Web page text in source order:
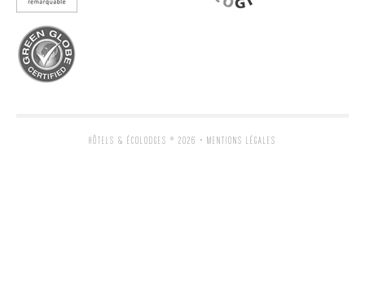
HÔTELS & ÉCOLODGES ® 2026 • MENTIONS LÉGALES